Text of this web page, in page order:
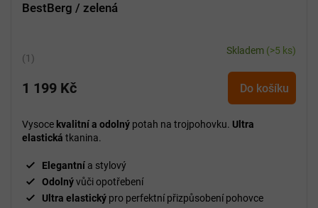
BestBerg / zelená
Průměrné
produktu
5,0
z
hvězdiček.
Skladem (>5 ks)
1 199 Kč Do košíku
Vysoce kvalitní a odolný potah na trojpohovku. Ultra
elastická tkanina.
Elegantní a stylový
Odolnývůči opotřebení
Ultra elastický pro perfektní přizpůsobení pohovce